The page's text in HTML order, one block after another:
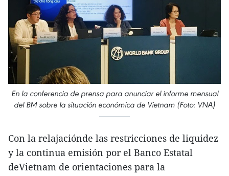
En la conferencia de prensa para anunciar el informe mensual
del BM sobre la situación económica de Vietnam (Foto: VNA)
Con la relajaciónde las restricciones de liquidez
y la continua emisión por el Banco Estatal
deVietnam de orientaciones para la